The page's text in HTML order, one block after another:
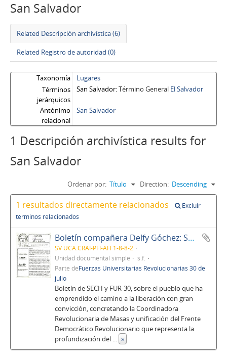
San Salvador
Related Descripción archivística (6)
Related Registro de autoridad (0)
Taxonomía
Lugares
Términos
jerárquicos
San Salvador Término General El Salvador
Antónimo
relacional
San Salvador
1 Descripción archivística results for
San Salvador
Ordenar por: Título Direction: Descending
1 resultados directamente relacionados
Excluir
términos relacionados
Boletín compañera Delfy Góchez: SECH, FUR-30, UCA
SV UCA.CRAI-PFI-AH 1-8-8-2
Unidad documental simple
s.f.
Parte deFuerzas Universitarias Revolucionarias 30 de
julio
Boletín de SECH y FUR-30, sobre el pueblo que ha
emprendido el camino a la liberación con gran
convicción, concretando la Coordinadora
Revolucionaria de Masas y unificación del Frente
Democrático Revolucionario que representa la
profundización del ... »